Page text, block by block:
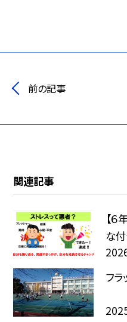
前の記事
関連記事
【
な付
フ